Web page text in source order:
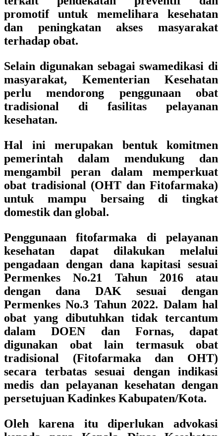
promotif untuk memelihara kesehatan
dan peningkatan akses masyarakat
terhadap obat.
Selain digunakan sebagai swamedikasi di
masyarakat, Kementerian Kesehatan
perlu mendorong penggunaan obat
tradisional di fasilitas pelayanan
kesehatan.
Hal ini merupakan bentuk komitmen
pemerintah dalam mendukung dan
mengambil peran dalam memperkuat
obat tradisional (OHT dan Fitofarmaka)
untuk mampu bersaing di tingkat
domestik dan global.
Penggunaan fitofarmaka di pelayanan
kesehatan dapat dilakukan melalui
pengadaan dengan dana kapitasi sesuai
Permenkes No.21 Tahun 2016 atau
dengan dana DAK sesuai dengan
Permenkes No.3 Tahun 2022. Dalam hal
obat yang dibutuhkan tidak tercantum
dalam DOEN dan Fornas, dapat
digunakan obat lain termasuk obat
tradisional (Fitofarmaka dan OHT)
secara terbatas sesuai dengan indikasi
medis dan pelayanan kesehatan dengan
persetujuan Kadinkes Kabupaten/Kota.
Oleh karena itu diperlukan advokasi